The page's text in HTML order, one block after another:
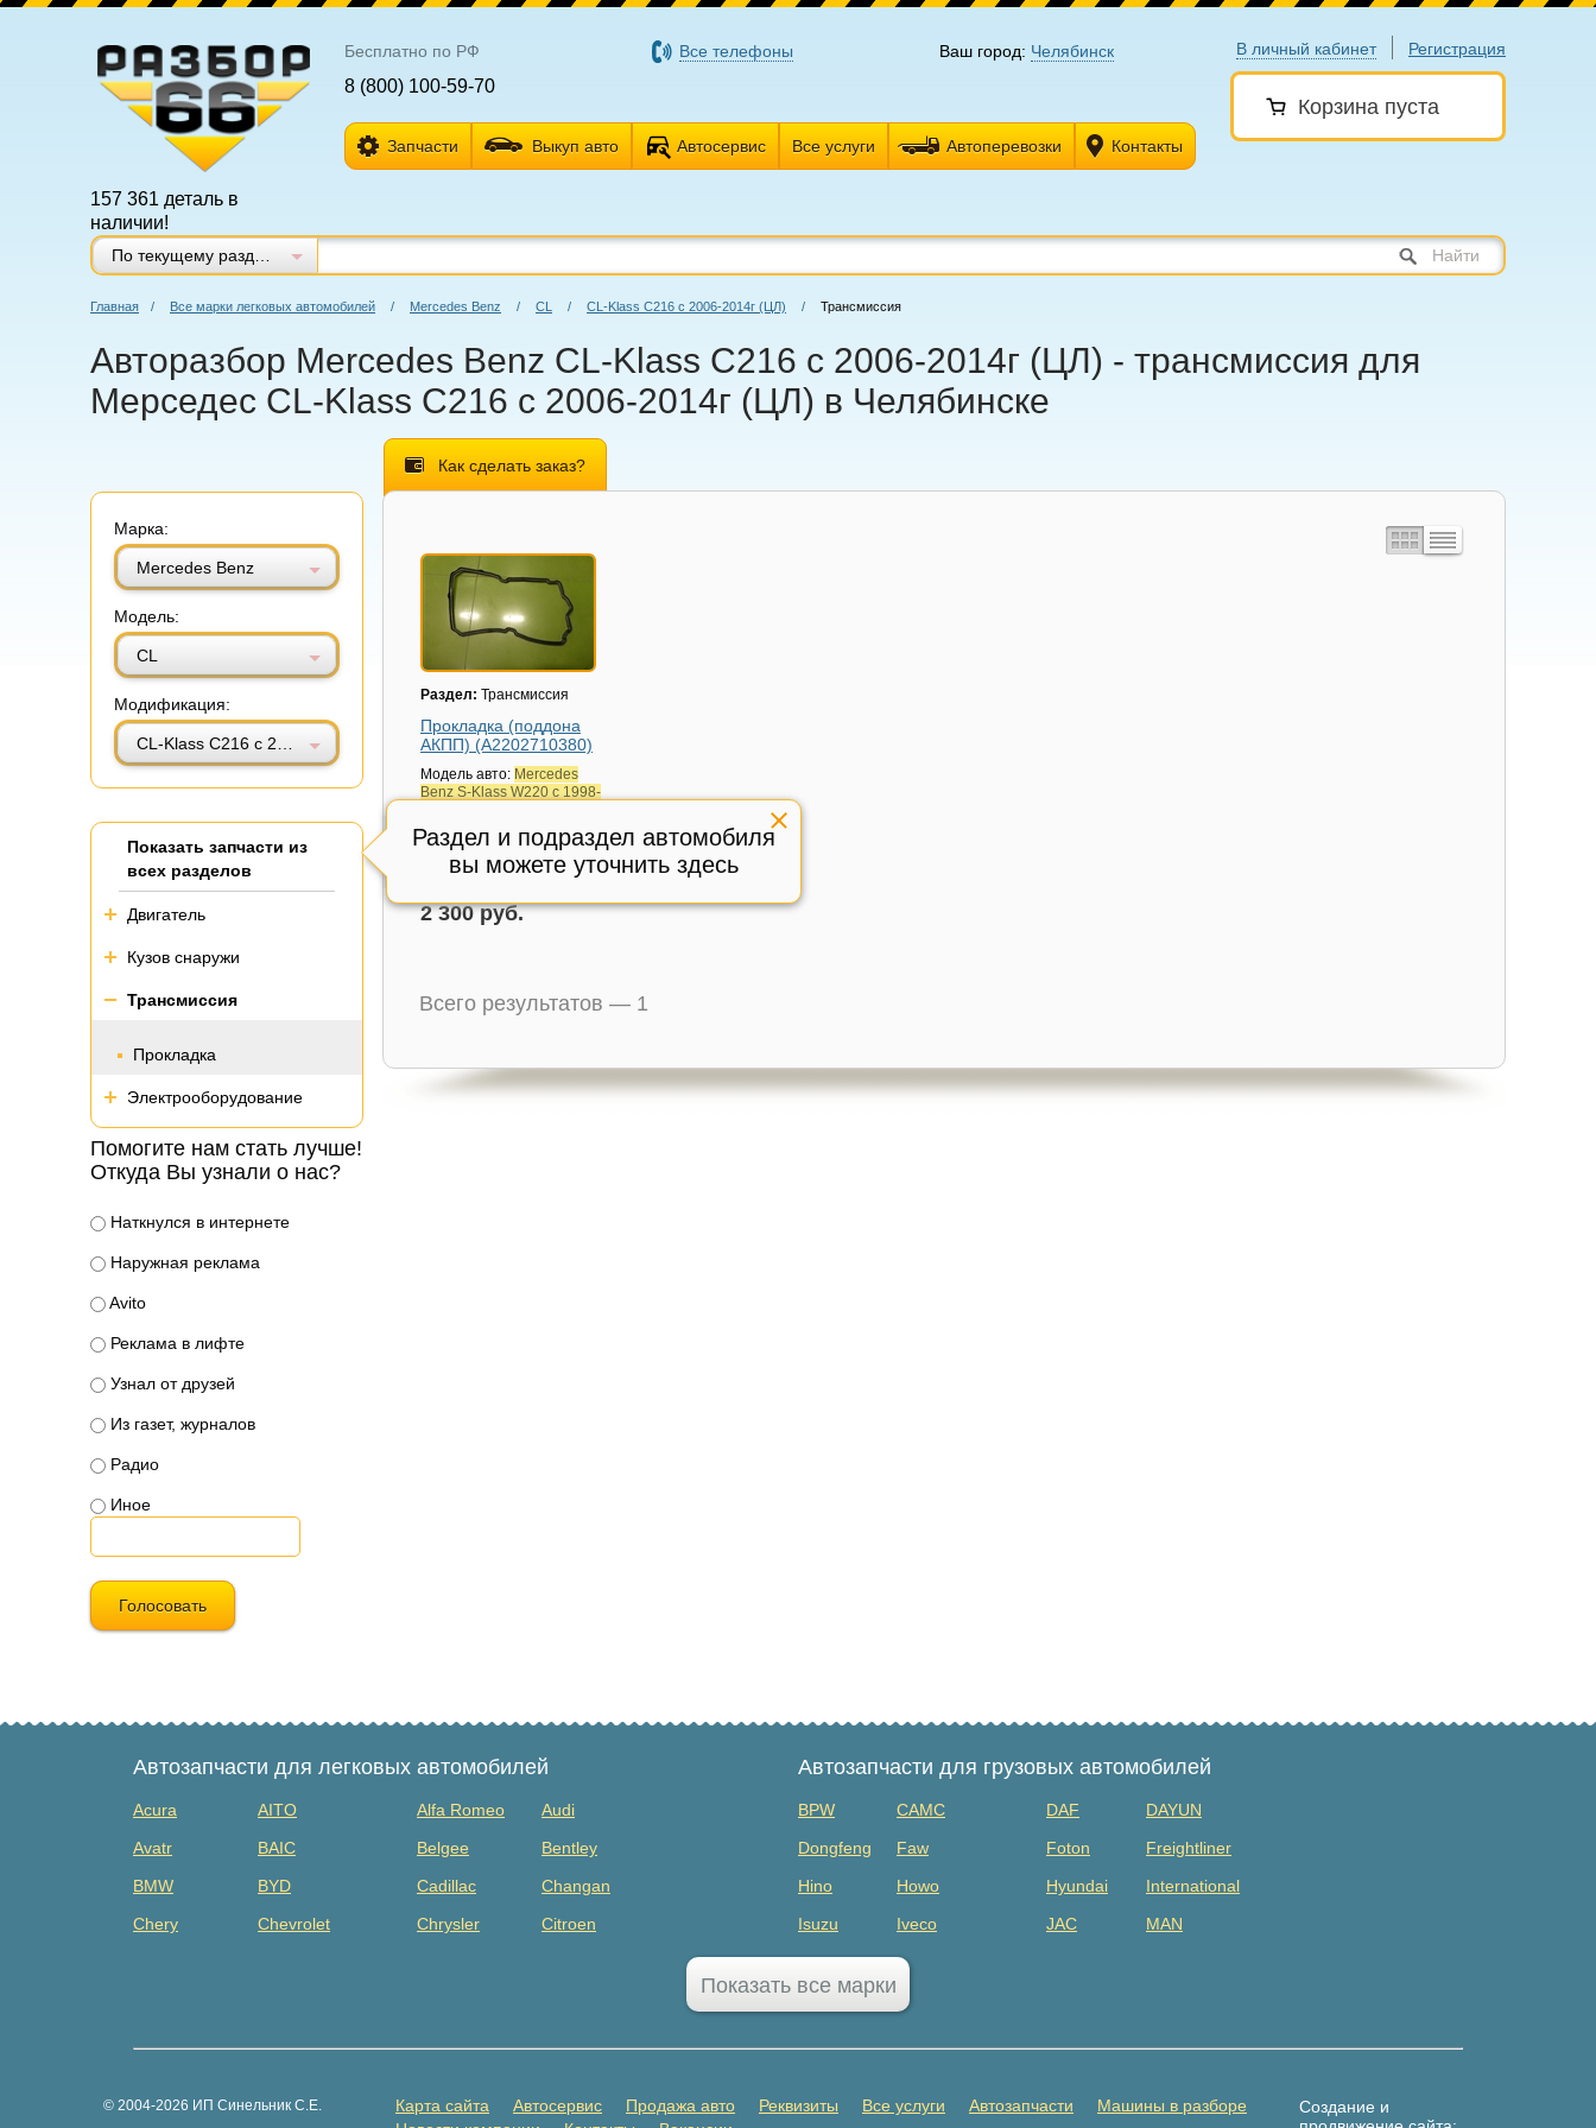
В личный кабинет Регистрация
Корзина пуста
157 361 деталь в
наличии!
Бесплатно по РФ
8 (800) 100-59-70
Все телефоны Ваш город: Челябинск
Запчасти Выкуп авто Автосервис Все услуги Автоперевозки Контакты
Найти
Главная / Все марки легковых автомобилей / Mercedes Benz / CL / CL-Klass C216 с 2006-2014г (ЦЛ) / Трансмиссия
Авторазбор Mercedes Benz CL-Klass C216 с 2006-2014г (ЦЛ) - трансмиссия для
Мерседес CL-Klass C216 с 2006-2014г (ЦЛ) в Челябинске
Марка:
Mercedes Benz
Модель:
CL
Модификация:
Раздел и подраздел автомобиля
вы можете уточнить здесь
Показать запчасти из
всех разделов
Двигатель
Кузов снаружи
Трансмиссия
Прокладка
Электрооборудование
Помогите нам стать лучше!
Откуда Вы узнали о нас?
Наткнулся в интернете
Наружная реклама
Avito
Реклама в лифте
Узнал от друзей
Из газет, журналов
Радио
Иное
Голосовать
Как сделать заказ?
Раздел: Трансмиссия
Прокладка (поддона
АКПП) (A2202710380)
Модель авто: Mercedes
Benz S-Klass W220 с 1998-
Артикул:A2202710380
Состояние:Отличное,
2 300 руб.
Всего результатов — 1
Автозапчасти для легковых автомобилей
Acura AITO Alfa Romeo
Audi
Avatr
BAIC Belgee
Bentley
BMW
BYD Cadillac
Changan
Chery
Chevrolet Chrysler
Citroen
Great Wall
Haima Haval Honda
Автозапчасти для грузовых автомобилей
BPW CAMC DAF
DAYUN
Dongfeng
Faw Foton
Freightliner
Hino
Howo Hyundai
International
Isuzu
Iveco JAC
MAN
MAZ
Mercedes Benz
Scania
Прицепы
Показать все марки
© 2004-2026 ИП Синельник С.Е. Карта сайта Автосервис Продажа авто Реквизиты Все услуги Автозапчасти
Машины в разборе
Создание и